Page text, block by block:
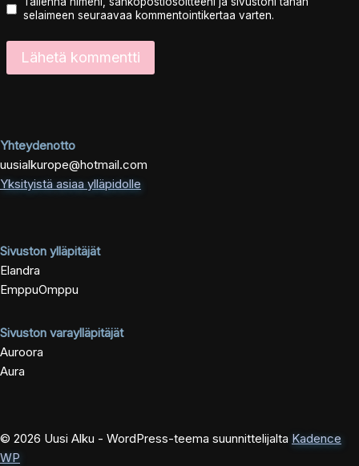
selaimeen seuraavaa kommentointikertaa varten.
Yhteydenotto
uusialkurope@hotmail.com
Yksityistä asiaa ylläpidolle
Sivuston ylläpitäjät
Elandra
EmppuOmppu
Sivuston varaylläpitäjät
Auroora
Aura
© 2026 Uusi Alku - WordPress-teema suunnittelijalta Kadence
WP